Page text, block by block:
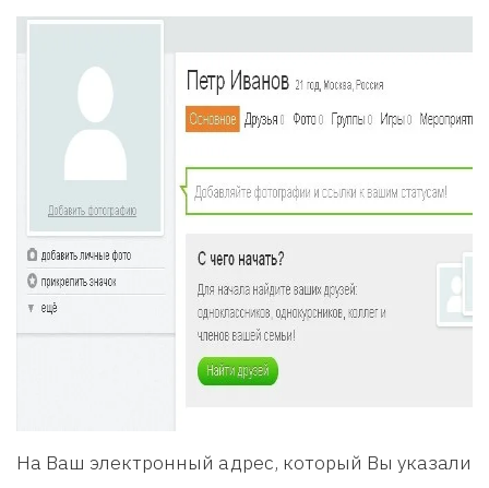
На Ваш электронный адрес, который Вы указали